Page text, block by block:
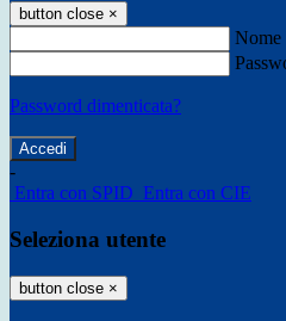
button close ×
Nome
Password dimenticata?
-
Entra con SPID Entra con CIE
Seleziona utente
button close ×